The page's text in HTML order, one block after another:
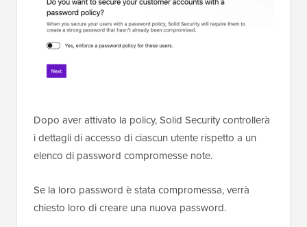
Dopo aver attivato la policy, Solid Security controllerà
i dettagli di accesso di ciascun utente rispetto a un
elenco di password compromesse note.
Se la loro password è stata compromessa, verrà
chiesto loro di creare una nuova password.